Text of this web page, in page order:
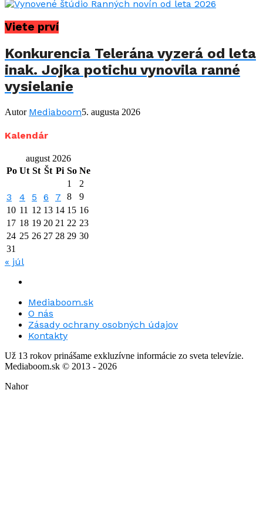
Viete prví
Konkurencia Telerána vyzerá od leta
inak. Jojka potichu vynovila ranné
vysielanie
Autor Mediaboom5. augusta 2026
Kalendár
august 2026
Po Ut St Št Pi So Ne
1
2
3 4 5 6 7 8
9
10 11 12 13 14 15 16
17 18 19 20 21 22 23
24 25 26 27 28 29 30
31
« júl
Mediaboom.sk
O nás
Zásady ochrany osobných údajov
Kontakty
Už 13 rokov prinášame exkluzívne informácie zo sveta televízie.
Mediaboom.sk © 2013 - 2026
Nahor